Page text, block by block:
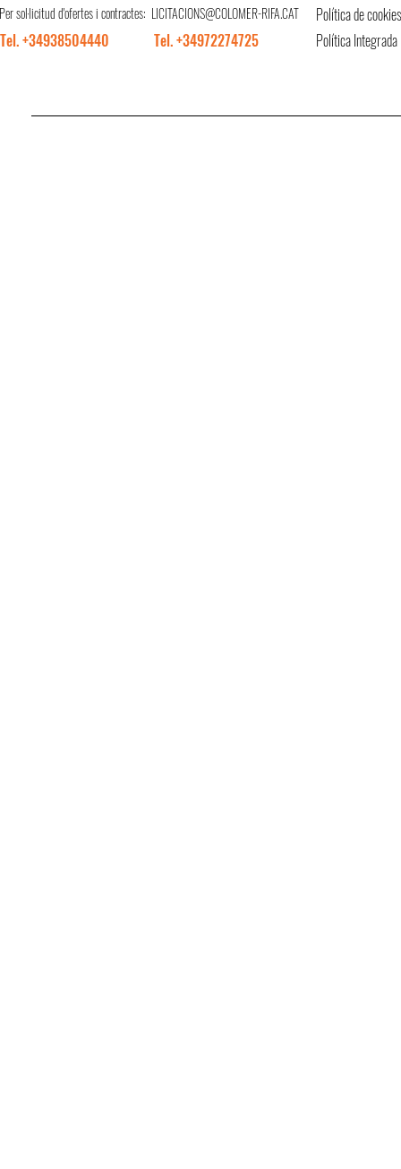
Per sol·licitud d'ofertes i contractes: LICITACIONS@COLOMER-RIFA.CAT
Tel. +34938504440 Tel. +34972274725
Política de cookies
Política Integrada